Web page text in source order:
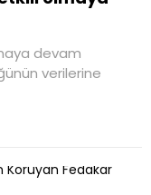
devam
verilerine